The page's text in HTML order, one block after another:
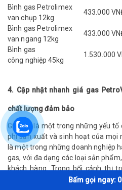
Bình gas Petrolimex
van chụp 12kg
433.000
Bình gas Petrolimex
van ngang 12kg
433.000
Bình gas
công nghiệp 45kg
1.530.000
4. Cập nhật nhanh giá gas
chất lượng đảm bảo
Giá gas là một trong những yếu
phí sản xuất và sinh hoạt của mọi
là một trong những doanh nghiệp
gas, với đa dạng các loại sản
khách hàng. Trong bối cảnh thị
động, việc cập nhật giá gas
Bấm gọi ngay: